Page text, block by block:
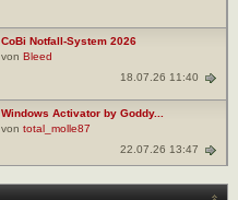
CoBi Notfall-System 2026
von Bleed
18.07.26 11:40
Windows Activator by Goddy...
von total_molle87
22.07.26 13:47